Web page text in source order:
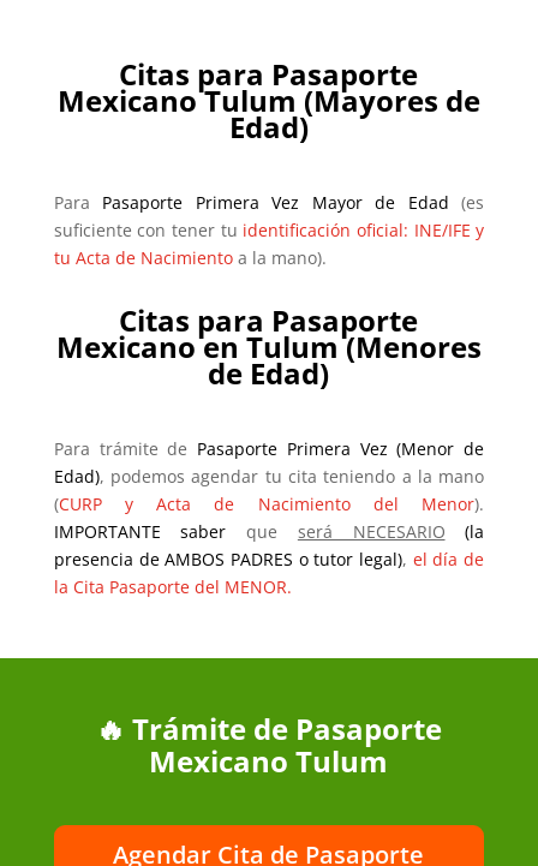
Citas para Pasaporte
MexicanoTulum (Mayores de
Edad)
Para Pasaporte Primera Vez Mayor de Edad (es
suficiente con tener tu identificación oficial: INE/IFE y
tu Acta de Nacimientoa la mano).
Citas para Pasaporte
Mexicano en Tulum (Menores
de Edad)
Para trámite de Pasaporte Primera Vez (Menor de
Edad), podemos agendar tu cita teniendo a la mano
(CURP y Acta de Nacimiento del Menor).
IMPORTANTE saber que será NECESARIO
(la
presencia de AMBOS PADRES o tutor legal), el día de
la Cita Pasaporte del MENOR.
🔥 Trámite de Pasaporte
Mexicano Tulum
Agendar Cita de Pasaporte